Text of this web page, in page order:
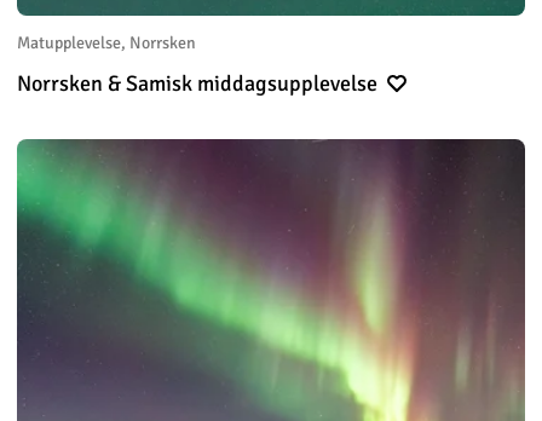
Matupplevelse, Norrsken
Norrsken & Samisk middagsupplevelse